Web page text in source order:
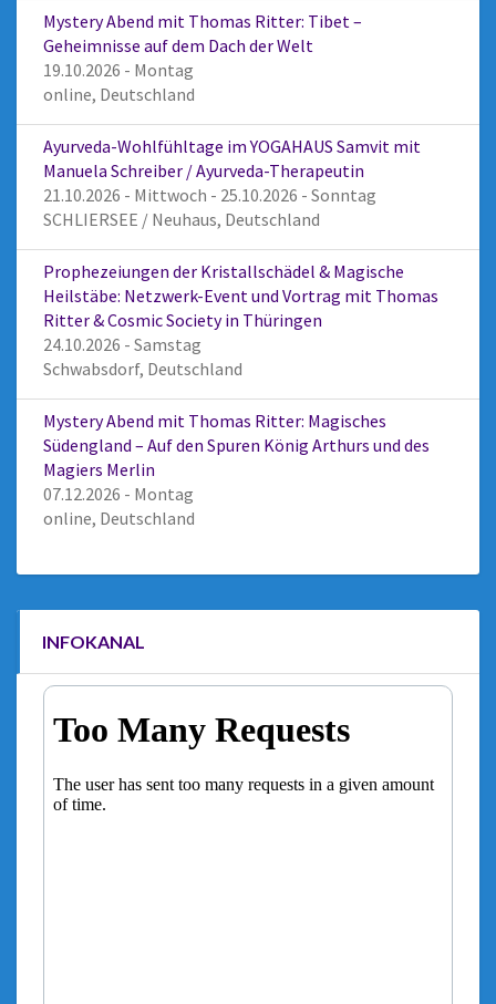
Mystery Abend mit Thomas Ritter: Tibet –
Geheimnisse auf dem Dach der Welt
19.10.2026 - Montag
online, Deutschland
Ayurveda-Wohlfühltage im YOGAHAUS Samvit mit
Manuela Schreiber / Ayurveda-Therapeutin
21.10.2026 - Mittwoch - 25.10.2026 - Sonntag
SCHLIERSEE / Neuhaus, Deutschland
Prophezeiungen der Kristallschädel & Magische
Heilstäbe: Netzwerk-Event und Vortrag mit Thomas
Ritter & Cosmic Society in Thüringen
24.10.2026 - Samstag
Schwabsdorf, Deutschland
Mystery Abend mit Thomas Ritter: Magisches
Südengland – Auf den Spuren König Arthurs und des
Magiers Merlin
07.12.2026 - Montag
online, Deutschland
INFOKANAL